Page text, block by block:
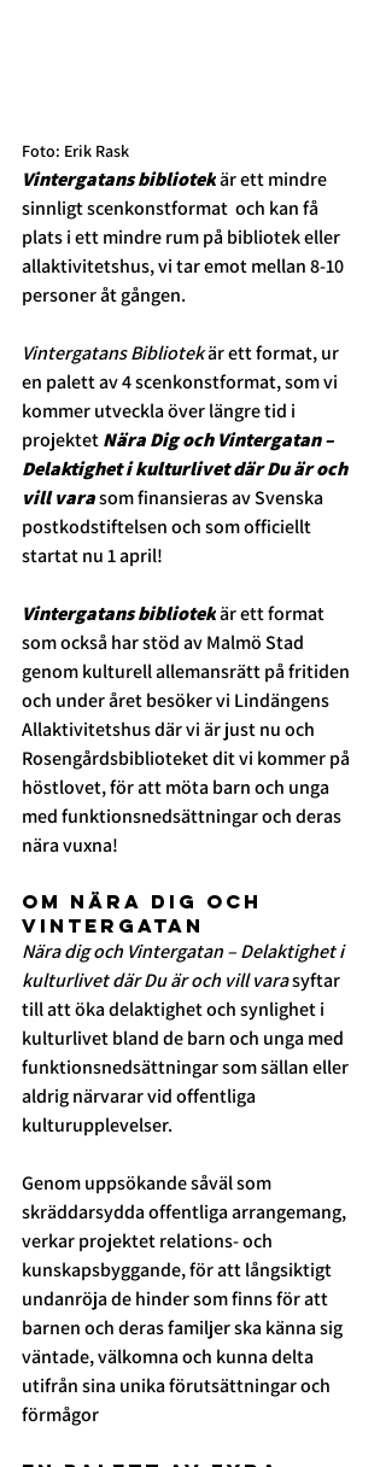
Foto: Erik Rask
Vintergatans bibliotek är ett mindre
sinnligt scenkonstformat  och kan få
plats i ett mindre rum på bibliotek eller
allaktivitetshus, vi tar emot mellan 8-10
personer åt gången.
Vintergatans Bibliotek är ett format, ur
en palett av 4 scenkonstformat, som vi
kommer utveckla över längre tid i
projektet Nära Dig och Vintergatan –
Delaktighet i kulturlivet där Du är och
vill vara somfinansieras av Svenska
postkodstiftelsen och som officiellt
startat nu 1 april!
Vintergatans bibliotek är ett format
som också har stöd av Malmö Stad
genom kulturell allemansrätt på fritiden
och under året besöker vi Lindängens
Allaktivitetshus där vi är just nu och
Rosengårdsbiblioteket dit vi kommer på
höstlovet, för att möta barn och unga
med funktionsnedsättningar och deras
nära vuxna!
OM Nära dig och
Vintergatan
Nära dig och Vintergatan – Delaktighet i
kulturlivet där Du är och vill vara syftar
till att öka delaktighet och synlighet i
kulturlivet bland de barn och unga med
funktionsnedsättningar som sällan eller
aldrig närvarar vid offentliga
kulturupplevelser.
Genom uppsökande såväl som
skräddarsydda offentliga arrangemang,
verkar projektet relations- och
kunskapsbyggande, för att långsiktigt
undanröja de hinder som finns för att
barnen och deras familjer ska känna sig
väntade, välkomna och kunna delta
utifrån sina unika förutsättningar och
förmågor